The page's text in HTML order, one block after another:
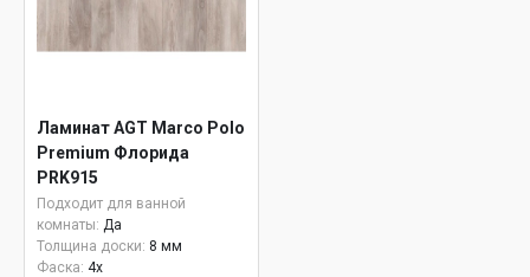
Ламинат AGT Marco Polo
Premium Флорида
PRK915
Подходит для ванной
комнаты: Да
Толщина доски: 8 мм
Фаска: 4x